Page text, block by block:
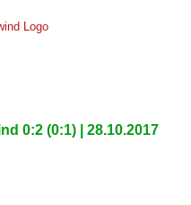
0:2 (0:1) | 28.10.2017